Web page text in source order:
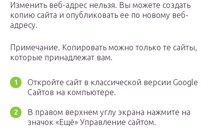
Изменить веб-адрес нельзя. Вы можете создать
копию сайта и опубликовать ее по новому веб-
адресу.
Примечание. Копировать можно только те сайты,
которые принадлежат вам.
Откройте сайт в классической версии Google
Сайтов на компьютере.
В правом верхнем углу экрана нажмите на
значок «Ещё» Управление сайтом.